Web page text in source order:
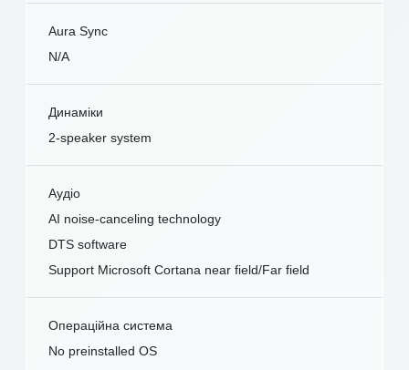
Aura Sync
N/A
Динаміки
2-speaker system
Аудіо
AI noise-canceling technology
DTS software
Support Microsoft Cortana near field/Far field
Операційна система
No preinstalled OS